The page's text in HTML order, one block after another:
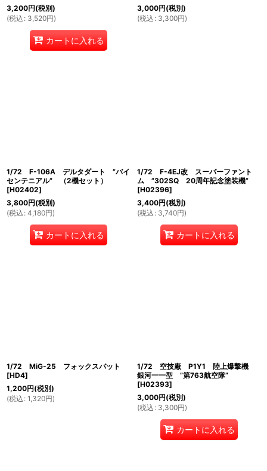
3,200円(税別)
(税込 : 3,520円)
カートに入れる
3,000円(税別)
(税込 : 3,300円)
1/72 F-106A デルタダート ”バイ
センテニアル” （2機セット）
[H02402]
3,800円(税別)
(税込 : 4,180円)
カートに入れる
1/72 F-4EJ改 スーパーファント
ム ”302SQ 20周年記念塗装機”
[H02396]
3,400円(税別)
(税込 : 3,740円)
カートに入れる
1/72 MiG-25 フォックスバット
[HD4]
1,200円(税別)
(税込 : 1,320円)
1/72 空技廠 P1Y1 陸上爆撃機
銀河一一型 ”第763航空隊”
[H02393]
3,000円(税別)
(税込 : 3,300円)
カートに入れる